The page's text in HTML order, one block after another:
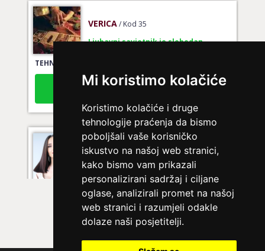
Mi koristimo kolačiće
Koristimo kolačiće i druge
tehnologije praćenja da bismo
poboljšali vaše korisničko
iskustvo na našoj web stranici,
kako bismo vam prikazali
personalizirani sadržaj i ciljane
oglase, analizirali promet na našoj
web stranici i razumjeli odakle
dolaze naši posjetitelji.
TEHNIKE:
Broj tel: 064/600-600
tel:0,93€ - mob:1,12€ min
KRISTINA
/ Kod 160
Ljubavni savjetnik je zauzet
tarot za ljubav
Broj tel: 064/600-600
tel:0,93€ - mob:1,12€ min